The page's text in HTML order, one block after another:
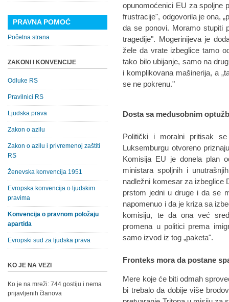
opunomoćenici EU za spoljne
frustracije", odgovorila je ona,
da se ponovi. Moramo stupiti
tragedije". Mogerinijeva je
žele da vrate izbeglice tamo
tako bilo ubijanje, samo na
i komplikovana mašinerija, a
se ne pokrenu."
Dosta sa međusobnim
Politički i moralni pritisak
Luksemburgu otvoreno
Komisija EU je donela plan
ministara spoljnih i
nadležni komesar za izbeglice
prstom jedni u druge i da se
napomenuo i da je kriza sa
komisiju, te da ona već
promena u politici prema
samo izvod iz tog „paketa".
Fronteks mora da postane
Mere koje će biti odmah
bi trebalo da dobije više
PRAVNA POMOĆ
Početna strana
ZAKONI I KONVENCIJE
Odluke RS
Pravilnici RS
Ljudska prava
Zakon o azilu
Zakon o azilu i privremenoj zaštiti
RS
Ženevska konvencija 1951
Evropska konvencija o ljudskim
pravima
Konvencija o pravnom položaju
apartida
Evropski sud za ljudska prava
KO JE NA VEZI
Ko je na mreži: 744 gostiju i nema
prijavljenih članova